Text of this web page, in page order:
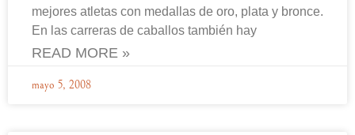
mejores atletas con medallas de oro, plata y bronce.
En las carreras de caballos también hay
READ MORE »
mayo 5, 2008